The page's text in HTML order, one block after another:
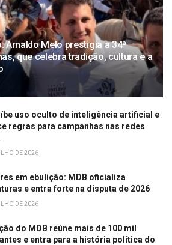
Arnaldo Melo prestigia a 34ª
que celebra tradição, cultura e a
uso oculto de inteligência artificial e
regras para campanhas nas redes
DE 2026
em ebulição: MDB oficializa
e entra forte na disputa de 2026
DE 2026
do MDB reúne mais de 100 mil
e entra para a história política do